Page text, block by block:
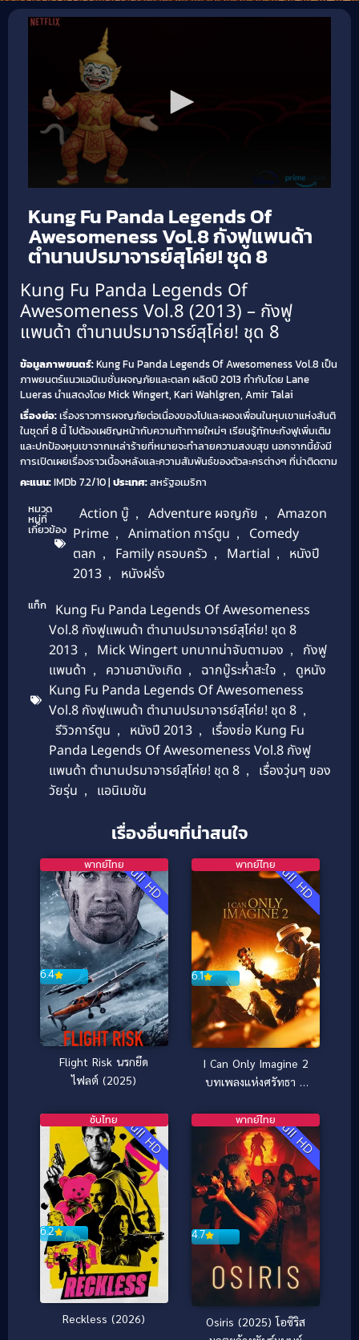
Kung Fu Panda Legends Of
Awesomeness Vol.8 กังฟูแพนด้า
ตำนานปรมาจารย์สุโค่ย! ชุด 8
Kung Fu Panda Legends Of
Awesomeness Vol.8 (2013) – กังฟู
แพนด้า ตำนานปรมาจารย์สุโค่ย! ชุด 8
ข้อมูลภาพยนตร์:Kung Fu Panda Legends Of Awesomeness Vol.8 เป็น
ภาพยนตร์แนวแอนิเมชั่นผจญภัยและตลก ผลิตปี 2013 กำกับโดย Lane
Lueras นำแสดงโดย Mick Wingert, Kari Wahlgren, Amir Talai
เรื่องย่อ:เรื่องราวการผจญภัยต่อเนื่องของโปและผองเพื่อนในหุบเขาแห่งสันติ
ในชุดที่ 8 นี้ โปต้องเผชิญหน้ากับความท้าทายใหม่ๆ เรียนรู้ทักษะกังฟูเพิ่มเติม
และปกป้องหุบเขาจากเหล่าร้ายที่หมายจะทำลายความสงบสุข นอกจากนี้ยังมี
การเปิดเผยเรื่องราวเบื้องหลังและความสัมพันธ์ของตัวละครต่างๆ ที่น่าติดตาม
คะแนน:IMDb 7.2/10 | ประเทศ:สหรัฐอเมริกา
หมวด
หมู่ที่
เกี่ยวข้อง
Action บู๊ , Adventure ผจญภัย ,
Amazon
Prime , Animation การ์ตูน ,
Comedy
ตลก , Family ครอบครัว , Martial ,
หนังปี
2013 , หนังฝรั่ง
แท็ก
Kung Fu Panda Legends Of Awesomeness
Vol.8 กังฟูแพนด้า ตำนานปรมาจารย์สุโค่ย! ชุด 8
2013 , Mick Wingert บทบาทน่าจับตามอง ,
กังฟู
แพนด้า , ความฮาบังเกิด , ฉากบู๊ระห่ำสะใจ ,
ดูหนัง
Kung Fu Panda Legends Of Awesomeness
Vol.8 กังฟูแพนด้า ตำนานปรมาจารย์สุโค่ย! ชุด 8 ,
รีวิวการ์ตูน , หนังปี 2013 ,
เรื่องย่อ Kung Fu
Panda Legends Of Awesomeness Vol.8 กังฟู
แพนด้า ตำนานปรมาจารย์สุโค่ย! ชุด 8 ,
เรื่องวุ่นๆ ของ
วัยรุ่น , แอนิเมชัน
เรื่องอื่นๆที่น่าสนใจ
Full HD
6.4
พากย์ไทย
Flight Risk นรกยึด
ไฟลต์ (2025)
Full HD
6.1
พากย์ไทย
I Can Only Imagine 2
บทเพลงแห่งศรัทธา 2
Full HD
6.2
ซับไทย
Reckless (2026)
Full HD
4.7
พากย์ไทย
Osiris (2025) โอซิริส